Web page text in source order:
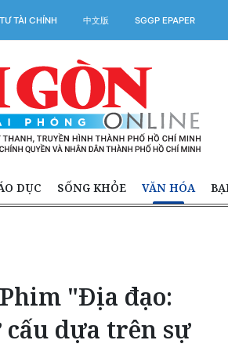
TÀI CHÍNH 中文版 SGGP EPAPER
DỤC SỐNG KHỎE VĂN HÓA
"Địa đạo:
dựa trên sự